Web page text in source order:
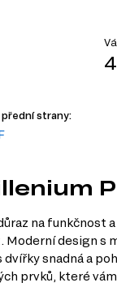
strany:
na funkčnost
Moderní design s
snadná a
prvků, které